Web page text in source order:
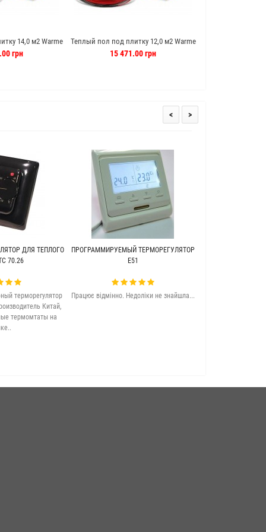
14,0 м2 Warme
грн
Теплый пол под плитку 12,0 м2 Warme
120 м кабель (Германия)
15 471.00 грн
ДЛЯ ТЕПЛОГО
70.26
терморегулятор
Китай,
термомтаты на
ПРОГРАММИРУЕМЫЙ ТЕРМОРЕГУЛЯТОР
Е51
Працює відмінно. Недоліки не знайшла...
< >